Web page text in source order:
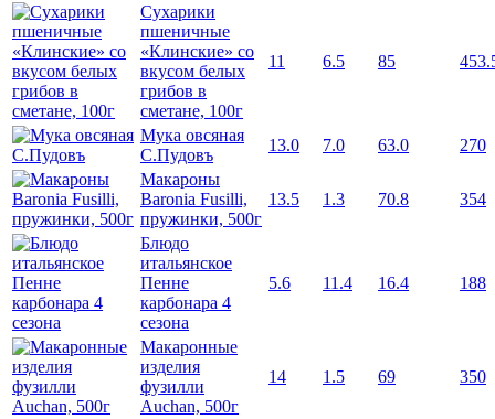
Сухарики
пшеничные
«Клинские» со
вкусом белых
грибов в
сметане, 100г
11 6.5 85
Мука овсяная
С.Пудовъ
13.0 7.0 63.0
270
Макароны
Baronia Fusilli,
пружинки, 500г
13.5 1.3 70.8 354
Блюдо
итальянское
Пенне
карбонара 4
сезона
5.6 11.4 16.4 188
Макаронные
изделия
фузилли
Auchan, 500г
14 1.5 69 350